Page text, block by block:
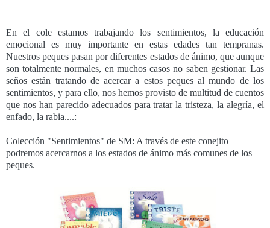
En el cole estamos trabajando los sentimientos, la educación
emocional es muy importante en estas edades tan tempranas.
Nuestros peques pasan por diferentes estados de ánimo, que aunque
son totalmente normales, en muchos casos no saben gestionar. Las
seños están tratando de acercar a estos peques al mundo de los
sentimientos, y para ello, nos hemos provisto de multitud de cuentos
que nos han parecido adecuados para tratar la tristeza, la alegría, el
enfado, la rabia....:
Colección "Sentimientos" de SM: A través de este conejito
podremos acercarnos a los estados de ánimo más comunes de los
peques.